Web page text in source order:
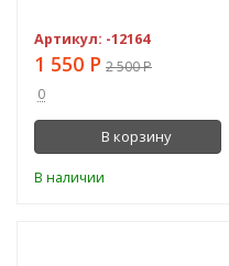
Артикул: -12164
1 550 Р 2 500Р
0
В корзину
В наличии